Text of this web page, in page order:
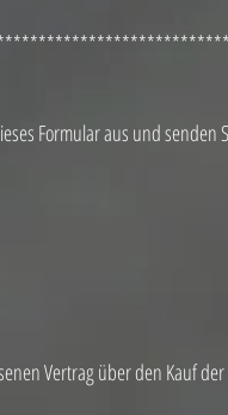
Formular aus und senden
Vertrag über den Kauf